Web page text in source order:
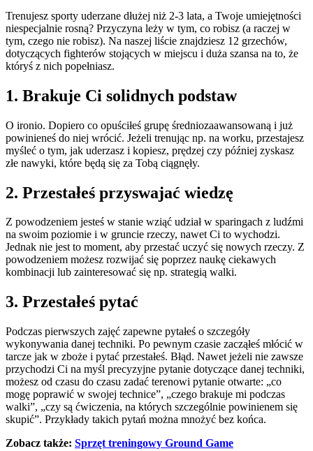
Trenujesz sporty uderzane dłużej niż 2-3 lata, a Twoje umiejętności
niespecjalnie rosną? Przyczyna leży w tym, co robisz (a raczej w
tym, czego nie robisz). Na naszej liście znajdziesz 12 grzechów,
dotyczących fighterów stojących w miejscu i duża szansa na to, że
któryś z nich popełniasz.
1. Brakuje Ci solidnych podstaw
O ironio. Dopiero co opuściłeś grupę średniozaawansowaną i już
powinieneś do niej wrócić. Jeżeli trenując np. na worku, przestajesz
myśleć o tym, jak uderzasz i kopiesz, prędzej czy później zyskasz
złe nawyki, które będą się za Tobą ciągnęły.
2. Przestałeś przyswajać wiedzę
Z powodzeniem jesteś w stanie wziąć udział w sparingach z ludźmi
na swoim poziomie i w gruncie rzeczy, nawet Ci to wychodzi.
Jednak nie jest to moment, aby przestać uczyć się nowych rzeczy. Z
powodzeniem możesz rozwijać się poprzez naukę ciekawych
kombinacji lub zainteresować się np. strategią walki.
3. Przestałeś pytać
Podczas pierwszych zajęć zapewne pytałeś o szczegóły
wykonywania danej techniki. Po pewnym czasie zacząłeś młócić w
tarcze jak w zboże i pytać przestałeś. Błąd. Nawet jeżeli nie zawsze
przychodzi Ci na myśl precyzyjne pytanie dotyczące danej techniki,
możesz od czasu do czasu zadać terenowi pytanie otwarte: „co
mogę poprawić w swojej technice”, „czego brakuje mi podczas
walki”, „czy są ćwiczenia, na których szczególnie powinienem się
skupić”. Przykłady takich pytań można mnożyć bez końca.
Zobacz także: Sprzęt treningowy Ground Game